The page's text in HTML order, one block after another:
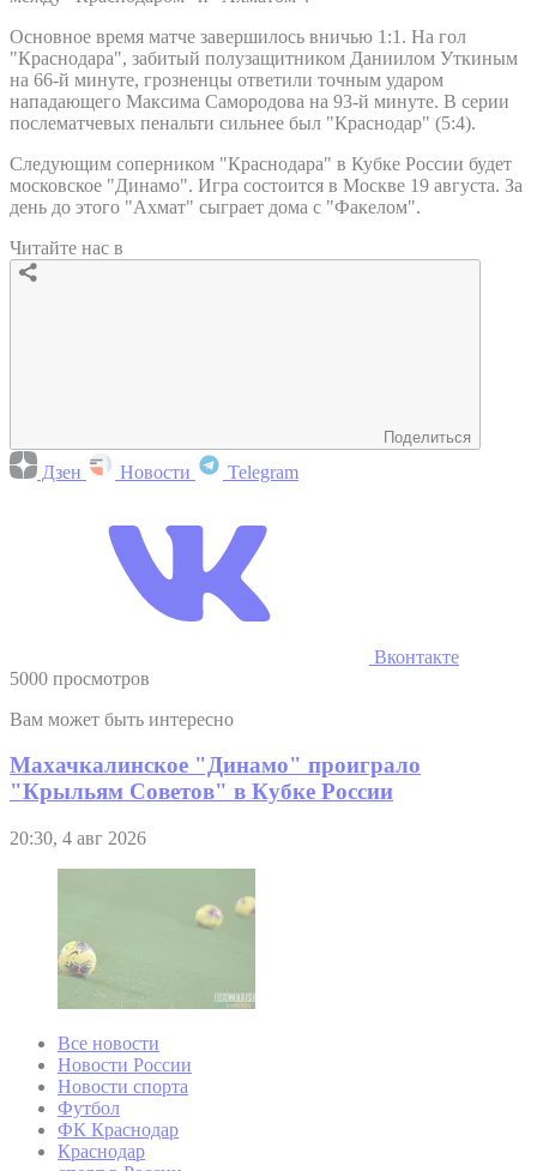
Основное время матче завершилось вничью 1:1. На гол
"Краснодара", забитый полузащитником Даниилом Уткиным
на 66-й минуте, грозненцы ответили точным ударом
нападающего Максима Самородова на 93-й минуте. В серии
послематчевых пенальти сильнее был "Краснодар" (5:4).
Следующим соперником "Краснодара" в Кубке России будет
московское "Динамо". Игра состоится в Москве 19 августа. За
день до этого "Ахмат" сыграет дома с "Факелом".
Читайте нас в
Поделиться
Дзен Новости Telegram
Вконтакте
5000 просмотров
Вам может быть интересно
Махачкалинское "Динамо" проиграло
"Крыльям Советов" в Кубке России
20:30, 4 авг 2026
Все новости
Новости России
Новости спорта
Футбол
ФК Краснодар
Краснодар